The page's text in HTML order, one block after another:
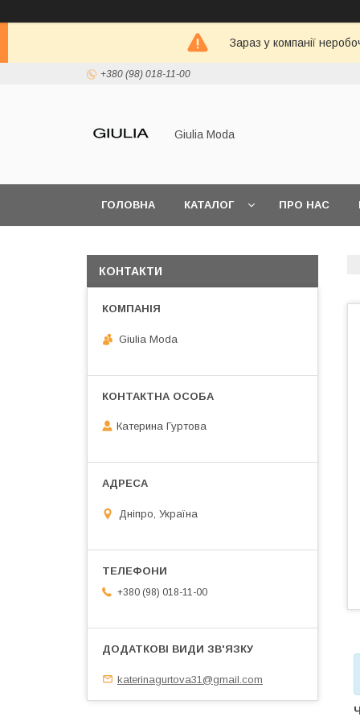
Зараз у компанії
+380 (98) 018-11-00
Giulia Moda
ГОЛОВНА КАТАЛОГ ПРО НАС
КОНТАКТИ
Giulia Moda
Катерина Гуртова
Дніпро, Україна
+380 (98) 018-11-00
katerinagurtova31@gmail.com